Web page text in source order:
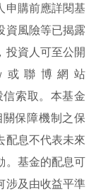
申購前應詳閱基
資風險等已揭露
，投資人可至公開
或聯博網站
索取。本基金
保障機制之保
配息不代表未來
。基金的配息可
涉及由收益平準